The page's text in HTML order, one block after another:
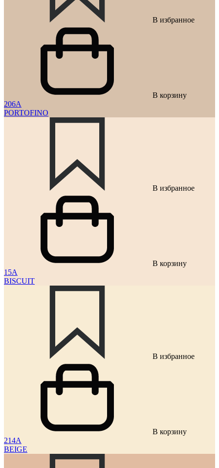
В избранное
В корзину
206A
PORTOFINO
В избранное
В корзину
15A
BISCUIT
В избранное
В корзину
214A
BEIGE